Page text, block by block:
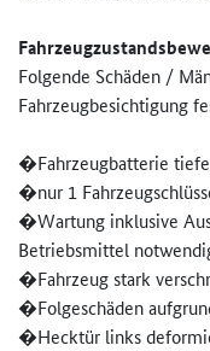
Folgende Schäden /
Fahrzeugbesichtigung
�Fahrzeugbatterie
�nur 1
�Wartung inklusive
Betriebsmittel
�Fahrzeug stark
�Folgeschäden
�Hecktür links